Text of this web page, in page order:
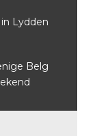
Lydden
Belg